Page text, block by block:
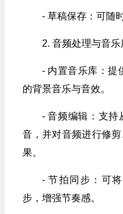
- 草稿保存：可随
2. 音频处理与音乐
- 内置音乐库：提
的背景音乐与音效。
- 音频编辑：支持
音，并对音频进行修
果。
- 节拍同步：可
步，增强节奏感。